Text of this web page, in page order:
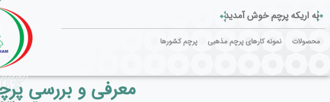
به اریکه پرچم خوش آمدید
محصولات نمونه کارهای پرچم مذهبی پرچم کشورها
معرفی و بررسی